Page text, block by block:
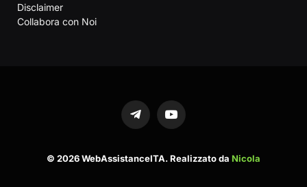
Disclaimer
Collabora con Noi
TelegramYouTube
© 2026 WebAssistanceITA. Realizzato da Nicola